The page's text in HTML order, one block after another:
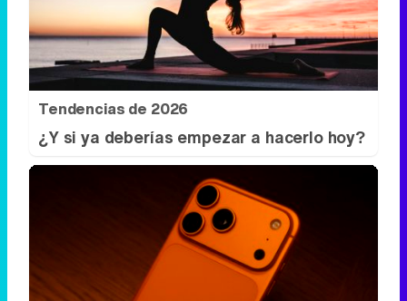
Tendencias de 2026
¿Y si ya deberías empezar a hacerlo hoy?